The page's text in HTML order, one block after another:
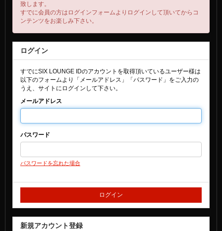
致します。
すでに会員の方はログインフォームよりログインして頂いてからコ
ンテンツをお楽しみ下さい。
ログイン
すでにSIX LOUNGE IDのアカウントを取得頂いているユーザー様は
以下のフォームより「メールアドレス」「パスワード」をご入力の
うえ、サイトにログインして下さい。
メールアドレス
パスワード
パスワードを忘れた場合
新規アカウント登録